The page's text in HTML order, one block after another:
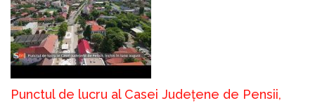
Punctul de lucru al Casei Județene de Pensii,